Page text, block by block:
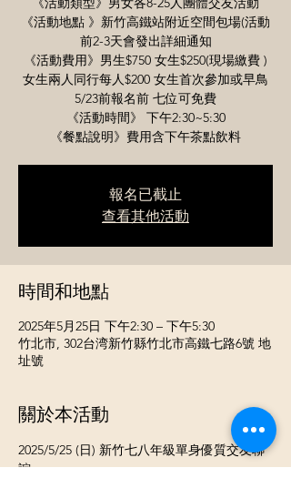
《活動地點 》新竹高鐵站附近空間包場(活動
前2-3天會發出詳細通知
《活動費用》男生$750 女生$250(現場繳費 )
女生兩人同行每人$200 女生首次參加或早鳥
5/23前報名前 七位可免費
《活動時間》 下午2:30~5:30
《餐點說明》費用含下午茶點飲料
報名已截止
查看其他活動
時間和地點
2025年5月25日 下午2:30 – 下午5:30
竹北市, 302台湾新竹縣竹北市高鐵七路6號 地
址號
關於本活動
2025/5/25 (日) 新竹七八年級單身優質交友聯
誼